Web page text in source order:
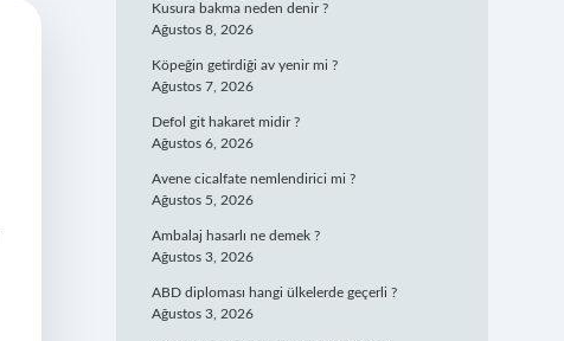
Kusura bakma neden denir ?
Ağustos 8, 2026
Köpeğin getirdiği av yenir mi ?
Ağustos 7, 2026
Defol git hakaret midir ?
Ağustos 6, 2026
Avene cicalfate nemlendirici mi ?
Ağustos 5, 2026
Ambalaj hasarlı ne demek ?
Ağustos 3, 2026
ABD diploması hangi ülkelerde geçerli ?
Ağustos 3, 2026